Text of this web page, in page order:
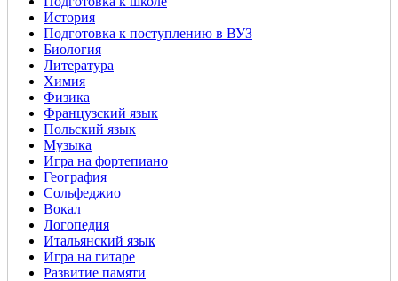
История
Подготовка к поступлению в ВУЗ
Биология
Литература
Химия
Физика
Французский язык
Польский язык
Музыка
Игра на фортепиано
География
Сольфеджио
Вокал
Логопедия
Итальянский язык
Игра на гитаре
Развитие памяти